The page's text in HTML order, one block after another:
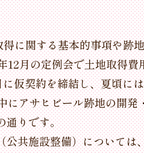
関する基本的事項や跡
12月の定例会で土地取得
仮契約を締結し、夏頃に
にアサヒビール跡地の開
通りです。
共施設整備）について